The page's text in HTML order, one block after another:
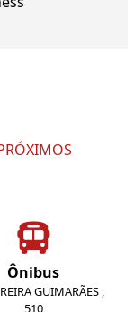
Ônibus
GUIMARÃES ,
510